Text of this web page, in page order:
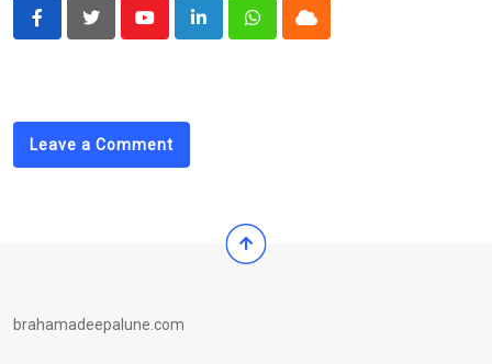
YoutubeLinkedInWhatsappCloud
Leave a Comment
brahamadeepalune.com